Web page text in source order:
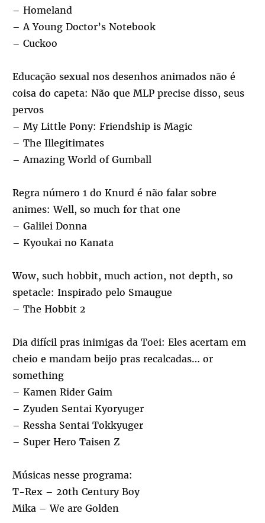
– Homeland
– A Young Doctor’s Notebook
– Cuckoo
Educação sexual nos desenhos animados não é
coisa do capeta: Não que MLP precise disso, seus
pervos
– My Little Pony: Friendship is Magic
– The Illegitimates
– Amazing World of Gumball
Regra número 1 do Knurd é não falar sobre
animes: Well, so much for that one
– Galilei Donna
– Kyoukai no Kanata
Wow, such hobbit, much action, not depth, so
spetacle: Inspirado pelo Smaugue
– The Hobbit 2
Dia difícil pras inimigas da Toei: Eles acertam em
cheio e mandam beijo pras recalcadas… or
something
– Kamen Rider Gaim
– Zyuden Sentai Kyoryuger
– Ressha Sentai Tokkyuger
– Super Hero Taisen Z
Músicas nesse programa:
T-Rex – 20th Century Boy
Mika – We are Golden